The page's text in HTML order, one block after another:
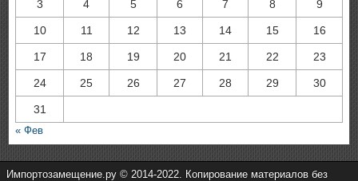
3 4 5 6 7 8 9
10 11 12 13 14 15 16
17 18 19 20 21 22 23
24 25 26 27 28 29 30
31
« Фев
Импортозамещение.ру © 2014-2022. Копирование материалов без